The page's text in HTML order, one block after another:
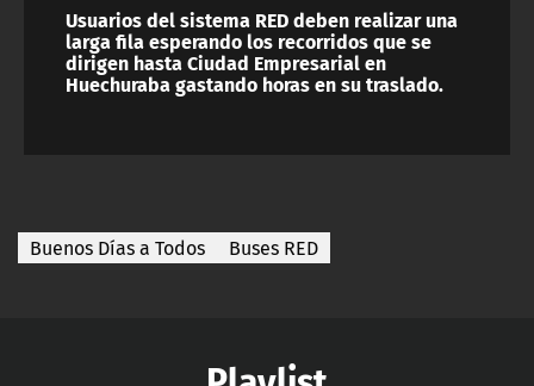
Usuarios del sistema RED deben realizar una
larga fila esperando los recorridos que se
dirigen hasta Ciudad Empresarial en
Huechuraba gastando horas en su traslado.
Buenos Días a Todos Buses RED